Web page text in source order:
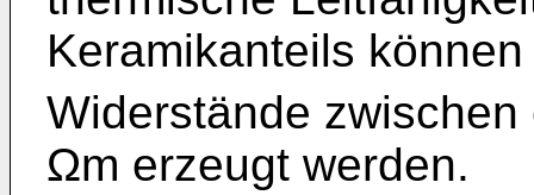
Keramikanteils
Widerstände
Ωm erzeugt werden.